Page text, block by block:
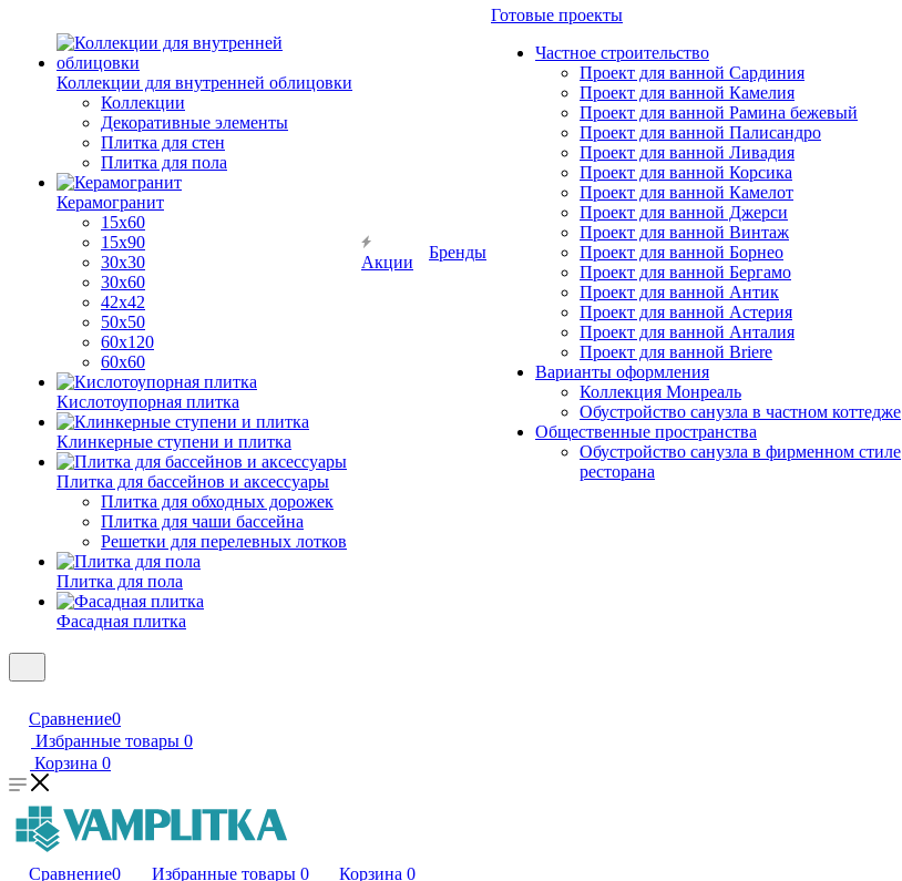
Коллекции для внутренней облицовки
Коллекции
Декоративные элементы
Плитка для стен
Плитка для пола
Керамогранит
15х60
15x90
30х30
30х60
42х42
50х50
60х120
60х60
Кислотоупорная плитка
Клинкерные ступени и плитка
Плитка для бассейнов и аксессуары
Плитка для обходных дорожек
Плитка для чаши бассейна
Решетки для перелевных лотков
Плитка для пола
Фасадная плитка
Акции
Бренды
Готовые проекты
Частное строительство
Проект для ванной Сардиния
Проект для ванной Камелия
Проект для ванной Рамина бежевый
Проект для ванной Палисандро
Проект для ванной Ливадия
Проект для ванной Корсика
Проект для ванной Камелот
Проект для ванной Джерси
Проект для ванной Винтаж
Проект для ванной Борнео
Проект для ванной Бергамо
Проект для ванной Антик
Проект для ванной Астерия
Проект для ванной Анталия
Проект для ванной Briere
Варианты оформления
Коллекция Монреаль
Обустройство санузла в частном коттедже
Общественные пространства
Обустройство санузла в фирменном стиле
ресторана
Сравнение0
Избранные товары 0
Корзина 0
Сравнение0 Избранные товары 0 Корзина 0